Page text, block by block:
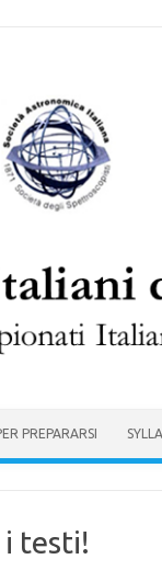
PREPARARSI
i testi!